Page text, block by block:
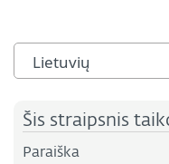
Lietuvių
Šis straipsnis
Paraiška